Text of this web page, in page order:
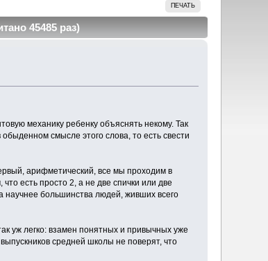
ПЕЧАТЬ
45485 раз)
механику ребенку объяснять некому. Так
смысле этого слова, то есть свести
арифметический, все мы проходим в
есть просто 2, а не две спички или две
научнее большинства людей, живших всего
уж легко: взамен понятных и привычных уже
средней школы не поверят, что